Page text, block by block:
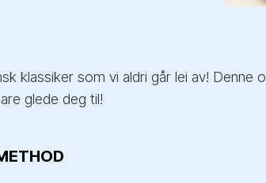
klassiker som vi aldri går lei av!
glede deg til!